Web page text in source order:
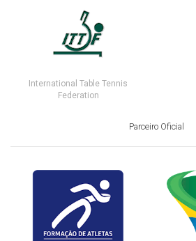
International Table Tennis
Federation
Parceiro Oficial